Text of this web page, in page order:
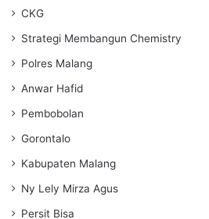
CKG
Strategi Membangun Chemistry
Polres Malang
Anwar Hafid
Pembobolan
Gorontalo
Kabupaten Malang
Ny Lely Mirza Agus
Persit Bisa